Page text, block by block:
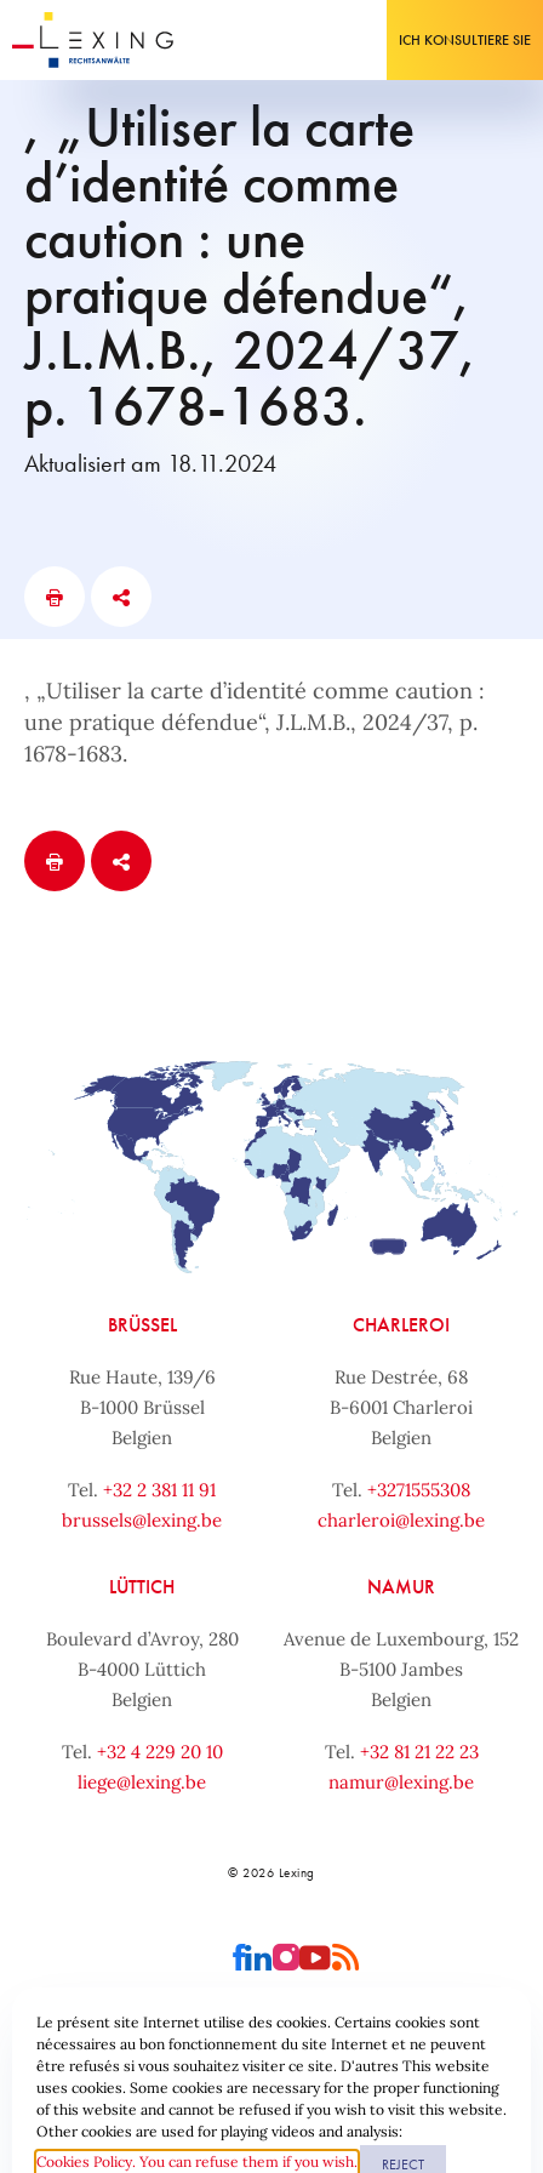
ICH KONSULTIERE SIE
, „Utiliser la carte
d’identité comme
caution : une
pratique défendue“,
J.L.M.B., 2024/37,
p. 1678-1683.
Aktualisiert am 18.11.2024
, „Utiliser la carte d’identité comme caution :
une pratique défendue“, J.L.M.B., 2024/37, p.
1678-1683.
BRÜSSEL
Rue Haute, 139/6
B-1000 Brüssel
Belgien
Tel. +32 2 381 11 91
brussels@lexing.be
CHARLEROI
Rue Destrée, 68
B-6001 Charleroi
Belgien
Tel. +3271555308
charleroi@lexing.be
LÜTTICH
Boulevard d’Avroy, 280
B-4000 Lüttich
Belgien
Tel. +32 4 229 20 10
liege@lexing.be
NAMUR
Avenue de Luxembourg, 152
B-5100 Jambes
Belgien
Tel. +32 81 21 22 23
namur@lexing.be
© 2026 Lexing
Seitenübersicht Allgemeine geschäftsbedingungen
Datenschutzrichtlinie & Cookies
Le présent site Internet utilise des cookies. Certains cookies sont
nécessaires au bon fonctionnement du site Internet et ne peuvent
être refusés si vous souhaitez visiter ce site. D'autres This website
uses cookies. Some cookies are necessary for the proper functioning
of this website and cannot be refused if you wish to visit this website.
Other cookies are used for playing videos and analysis:
Cookies Policy. You can refuse them if you wish.
REJECT